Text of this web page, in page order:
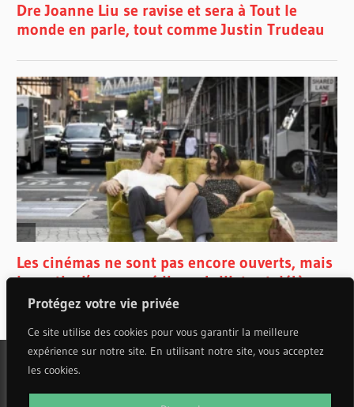
Protégez votre vie privée
Ce site utilise des cookies pour vous garantir la meilleure
expérience sur notre site. En utilisant notre site, vous acceptez
les cookies.
WordPress Theme: Wellington by ThemeZee.